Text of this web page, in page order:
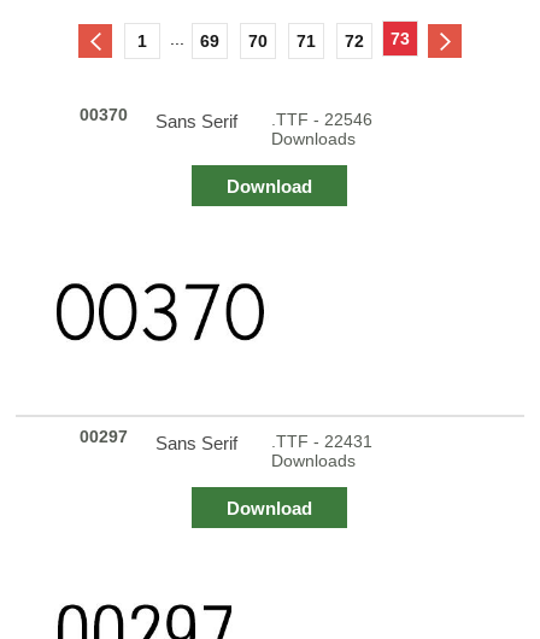
1 69 70 71 72 73
00370 Sans Serif
.TTF - 22546
Downloads
Download
00297 Sans Serif
.TTF - 22431
Downloads
Download